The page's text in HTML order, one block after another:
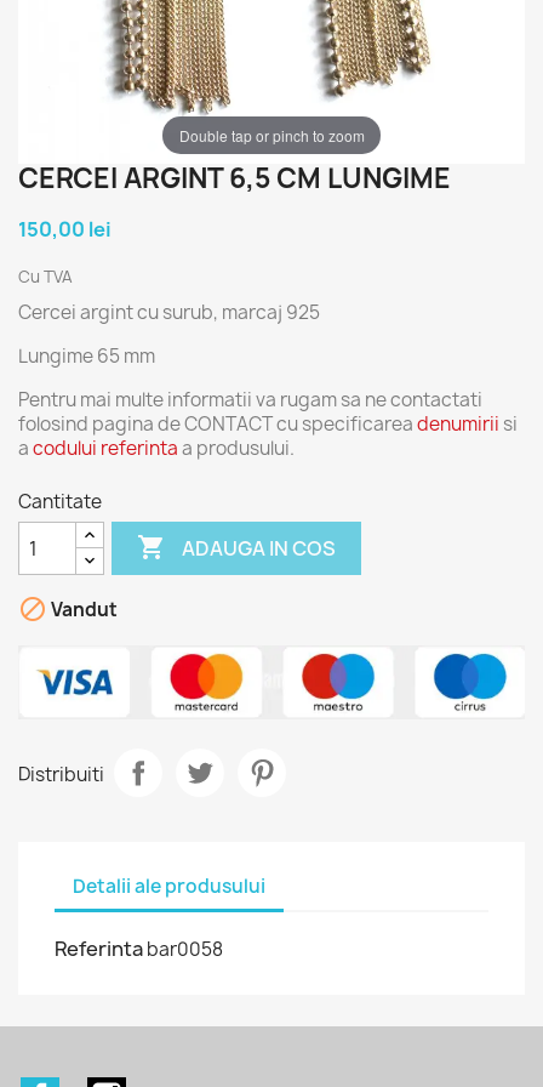
Double tap or pinch to zoom
CERCEI ARGINT 6,5 CM LUNGIME
150,00 lei
Cu TVA
Cercei argint cu surub, marcaj 925
Lungime 65 mm
Pentru mai multe informatii va rugam sa ne contactati
folosind pagina de CONTACT cu specificareadenumirii si
acodului referintaa produsului.
Cantitate
 ADAUGA IN COS
 Vandut
Distribuiti
Detalii ale produsului
Referintabar0058